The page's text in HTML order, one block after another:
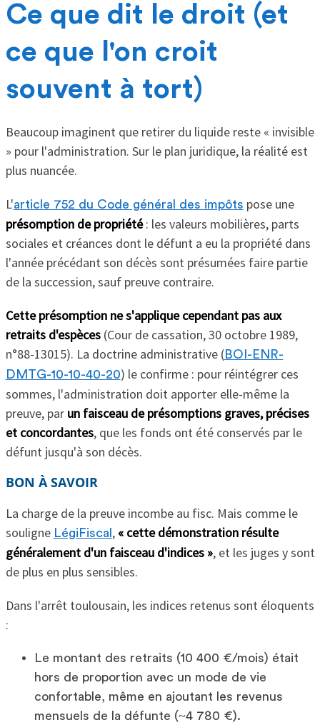
Ce que dit le droit (et
ce que l'on croit
souvent à tort)
Beaucoup imaginent que retirer du liquide reste « invisible
» pour l'administration. Sur le plan juridique, la réalité est
plus nuancée.
L'article 752 du Code général des impôts pose une
présomption de propriété: les valeurs mobilières, parts
sociales et créances dont le défunt a eu la propriété dans
l'année précédant son décès sont présumées faire partie
de la succession, sauf preuve contraire.
Cette présomption ne s'applique cependant pas aux
retraits d'espèces(Cour de cassation, 30 octobre 1989,
n°88-13015). La doctrine administrative (BOI-ENR-
DMTG-10-10-40-20) le confirme : pour réintégrer ces
sommes, l'administration doit apporter elle-même la
preuve, par un faisceau de présomptions graves, précises
et concordantes, que les fonds ont été conservés par le
défunt jusqu'à son décès.
BON À SAVOIR
La charge de la preuve incombe au fisc. Mais comme le
souligne LégiFiscal , « cette démonstration résulte
généralement d'un faisceau d'indices », et les juges y sont
de plus en plus sensibles.
Dans l'arrêt toulousain, les indices retenus sont éloquents
:
Le montant des retraits (10 400 €/mois) était
hors de proportion avec un mode de vie
confortable, même en ajoutant les revenus
mensuels de la défunte (~4 780 €).